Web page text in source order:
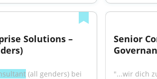
Solutions –
(all genders) bei
Senior
"...wir dich